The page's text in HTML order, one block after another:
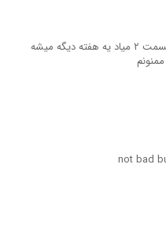
سلام خسته نباشید این فیلم به زودی قسمت ۲ میاد یه هفته دیگه میشه
not bad